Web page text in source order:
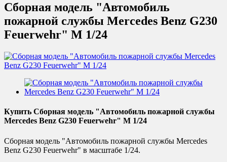
Сборная модель "Автомобиль
пожарной службы Mercedes Benz G230
Feuerwehr" М 1/24
Купить Сборная модель "Автомобиль пожарной службы
Mercedes Benz G230 Feuerwehr" М 1/24
Сборная модель "Автомобиль пожарной службы Mercedes
Benz G230 Feuerwehr" в масштабе 1/24.